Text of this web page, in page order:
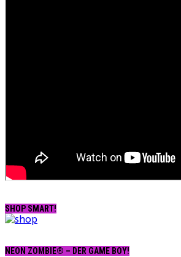
SHOP SMART!
NEON ZOMBIE® – DER GAME BOY!